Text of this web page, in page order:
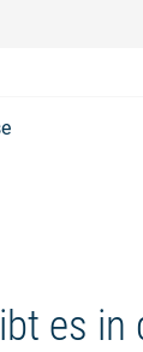
es in